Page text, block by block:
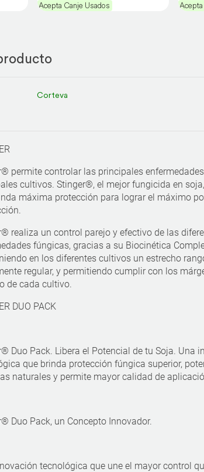
Acepta Canje Usados
Corteva
permite controlar las principales
cultivos. Stinger®, el mejor fungicida en
máxima protección para lograr el máximo
realiza un control parejo y efectivo de las
fúngicas, gracias a su Biocinética
en los diferentes cultivos un estrecho
regular, y permitiendo cumplir con los
de cada cultivo.
DUO PACK
Duo Pack. Libera el Potencial de tu Soja. Una
que brinda protección fúngica superior,
naturales y permite mayor calidad de
Duo Pack, un Concepto Innovador.
tecnológica que une el mayor control